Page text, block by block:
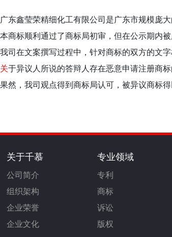
广东鑫莹荣精细化工有限公司是广东市规模庞
本商标顺利通过了商标局初审，但在公示期内
我司在文案撰写过程中，针对商标的双方的文
关于异议人所说的答辩人存在恶意申请注册商
果然，我司观点得到商标局认可，被异议商标得
关于千慕
公司简介
组织架构
企业荣誉
企业文化
专业领域
专利
商标
诉讼
版权